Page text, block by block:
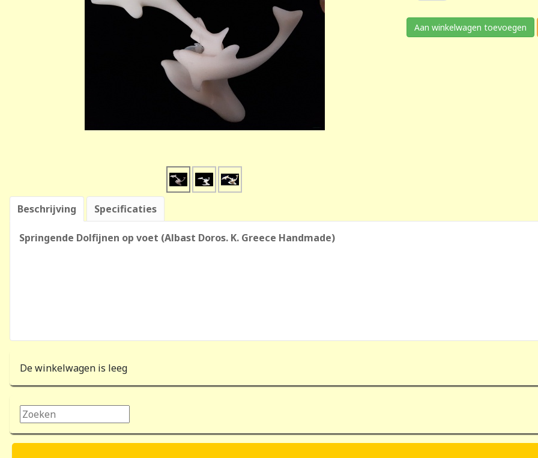
Aan winkelwagen toevoegen
Beschrijving Specificaties
Springende Dolfijnen op voet (Albast Doros. K. Greece Handmade)
De winkelwagen is leeg
Zoeken...